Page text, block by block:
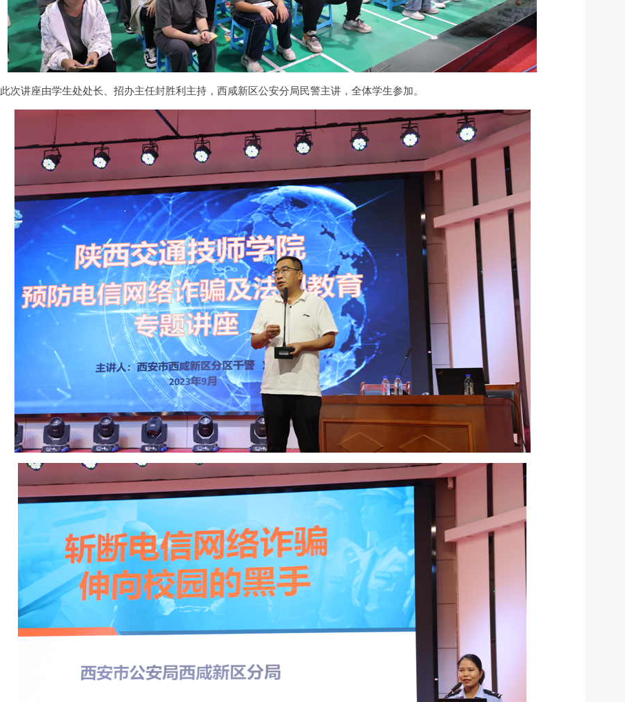
此次讲座由学生处处长、招办主任封胜利主持，西咸新区公安分局民警主讲，全体学生参加。